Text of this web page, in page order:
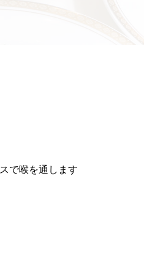
で喉を通します